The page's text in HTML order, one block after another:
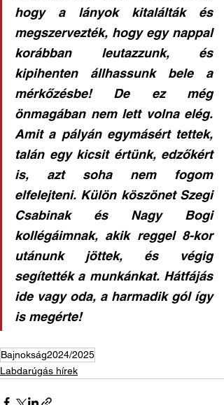
hogy a lányok kitalálták és
megszervezték, hogy egy nappal
korábban leutazzunk, és
kipihenten állhassunk bele a
mérkőzésbe! De ez még
önmagában nem lett volna elég.
Amit a pályán egymásért tettek,
talán egy kicsit értünk, edzőkért
is, azt soha nem fogom
elfelejteni. Külön köszönet Szegi
Csabinak és Nagy Bogi
kollégáimnak, akik reggel 8-kor
utánunk jöttek, és végig
segítették a munkánkat. Hátfájás
ide vagy oda, a harmadik gól így
is megérte!
Bajnokság2024/2025
Labdarúgás hírek